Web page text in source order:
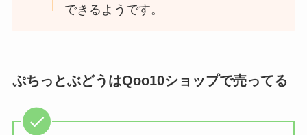
できるようです。
ぷちっとぶどうはQoo10ショップで売ってる